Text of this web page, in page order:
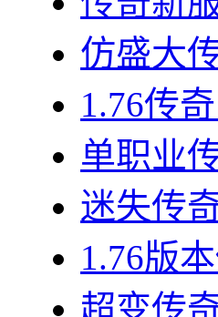
仿盛大
1.76传奇
单职业
迷失传
1.76版
超变传